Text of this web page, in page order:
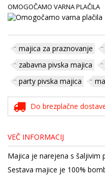
OMOGOČAMO VARNA PLAČILA
majica za praznovanje
zabavna pivska majica
party pivska majica
Do brezplačne
VEČ INFORMACIJ
Majica je narejena s šaljivim
Sestava majice je 100%